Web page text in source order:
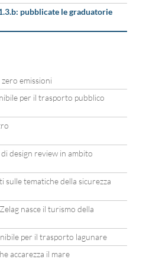
pubblicate le graduatorie
emissioni
per il trasporto pubblico
design review in ambito
tematiche della sicurezza
nasce il turismo della
per il trasporto lagunare
accarezza il mare